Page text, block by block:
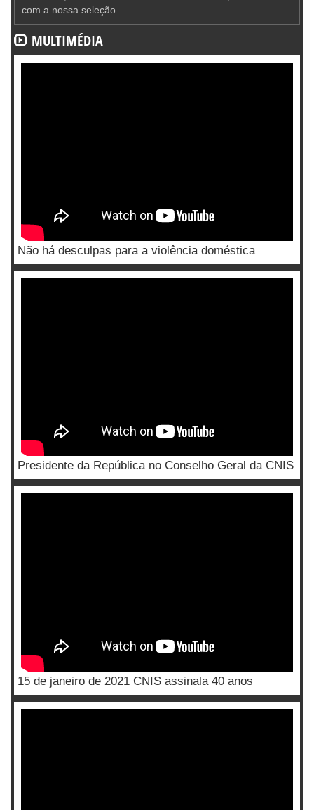
com a nossa seleção.
MULTIMÉDIA
Não há desculpas para a violência doméstica
Presidente da República no Conselho Geral da CNIS
15 de janeiro de 2021 CNIS assinala 40 anos